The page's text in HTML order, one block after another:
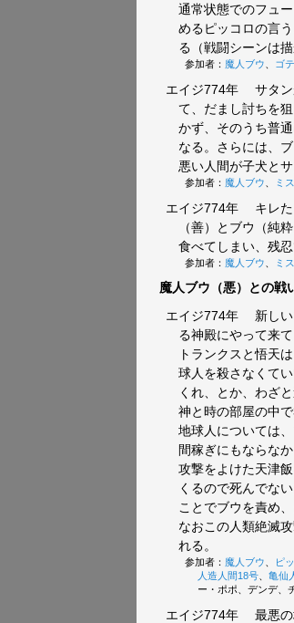
通常状態でのフュ
めるピッコロの言
る（戦闘シーンは描
参加者： 魔人ブウ ゴ
エイジ774年
サタ
て、だまし討ちを
かず、そのうち普
なる。さらには、
悪い人間が子犬と
参加者： 魔人ブウ ミ
エイジ774年
キレ
（善）とブウ（純
食べてしまい、残
参加者： 魔人ブウ ミ
魔人ブウ（悪）との戦
エイジ774年
新し
る神殿にやって来
トランクスと悟天
球人を殺さなくて
くれ、とか、わざ
神と時の部屋の中
地球人については
間稼ぎにもならな
攻撃をよけた天津
くるので死んでな
ことでブウを責め
なおこの人類絶滅
れる。
参加者： 魔人ブウ ピ
人造人間18号
亀仙
ー・ポポ、デンデ、
エイジ774年
最悪